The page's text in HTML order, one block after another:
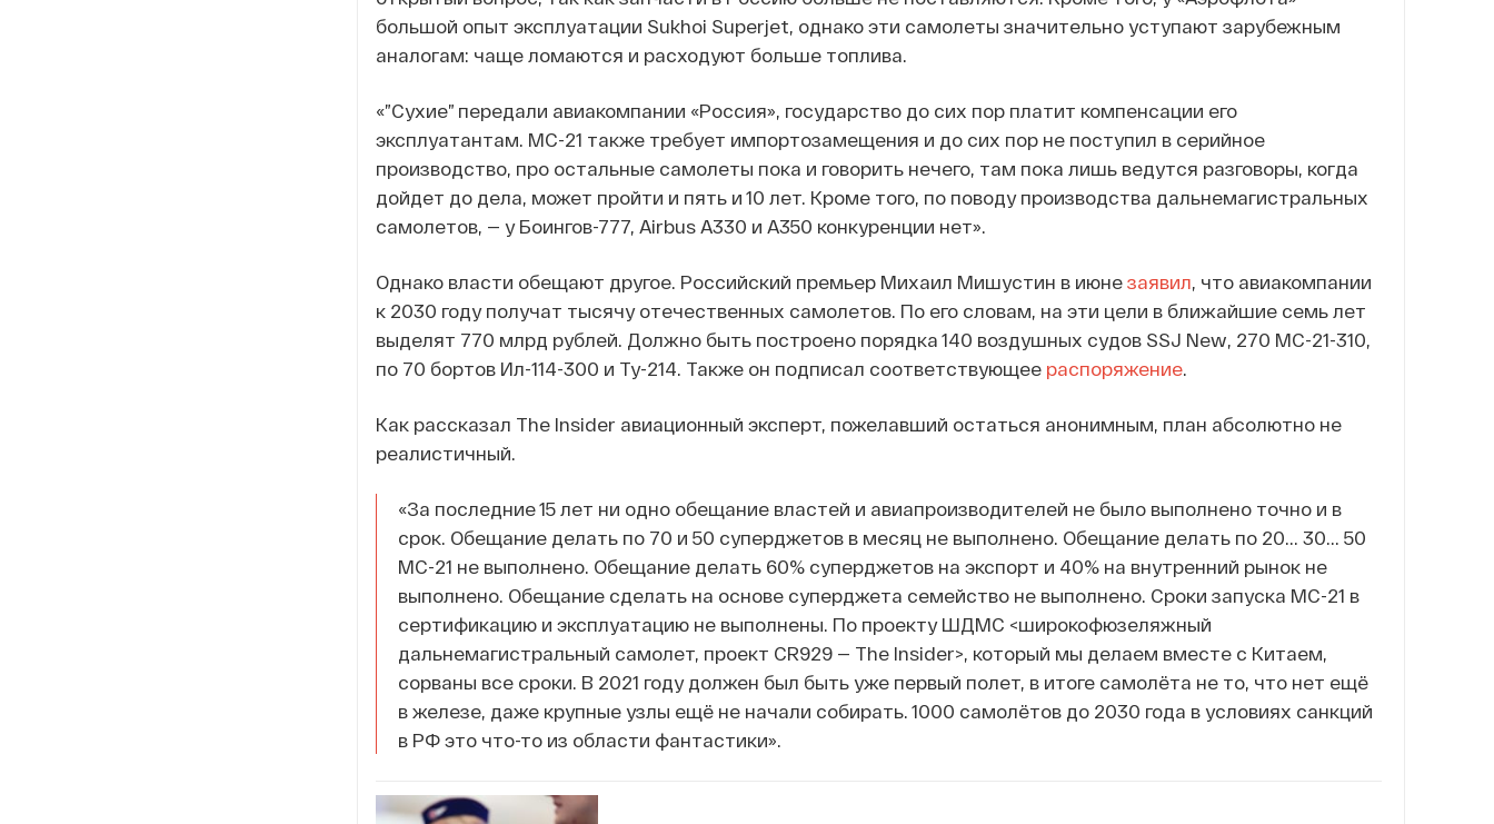
большой опыт эксплуатации Sukhoi Superjet, однако эти самолеты значительно уступают зарубежным
аналогам: чаще ломаются и расходуют больше топлива.
«”Сухие” передали авиакомпании «Россия», государство до сих пор платит компенсации его
эксплуатантам. МС-21 также требует импортозамещения и до сих пор не поступил в серийное
производство, про остальные самолеты пока и говорить нечего, там пока лишь ведутся разговоры, когда
дойдет до дела, может пройти и пять и 10 лет. Кроме того, по поводу производства дальнемагистральных
самолетов, — у Боингов-777, Airbus A330 и A350 конкуренции нет».
Однако власти обещают другое. Российский премьер Михаил Мишустин в июне заявил , что авиакомпании
к 2030 году получат тысячу отечественных самолетов. По его словам, на эти цели в ближайшие семь лет
выделят 770 млрд рублей. Должно быть построено порядка 140 воздушных судов SSJ New, 270 МС-21-310,
по 70 бортов Ил-114-300 и Ту-214. Также он подписал соответствующее распоряжение.
Как рассказал The Insider авиационный эксперт, пожелавший остаться анонимным, план абсолютно не
реалистичный.
«За последние 15 лет ни одно обещание властей и авиапроизводителей не было выполнено точно и в
срок. Обещание делать по 70 и 50 суперджетов в месяц не выполнено. Обещание делать по 20... 30... 50
МС-21 не выполнено. Обещание делать 60% суперджетов на экспорт и 40% на внутренний рынок не
выполнено. Обещание сделать на основе суперджета семейство не выполнено. Сроки запуска МС-21 в
сертификацию и эксплуатацию не выполнены. По проекту ШДМС <широкофюзеляжный
дальнемагистральный самолет, проект CR929 — The Insider>, который мы делаем вместе с Китаем,
сорваны все сроки. В 2021 году должен был быть уже первый полет, в итоге самолёта не то, что нет ещё
в железе, даже крупные узлы ещё не начали собирать. 1000 самолётов до 2030 года в условиях санкций
в РФ это что-то из области фантастики».